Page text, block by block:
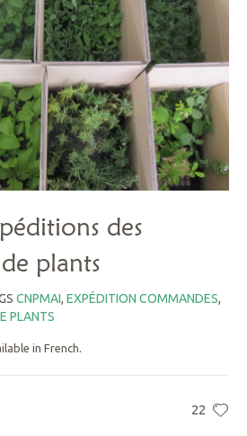
des
plants
CNPMAI, EXPÉDITION COMMANDES,
PLANTS
in French.
22